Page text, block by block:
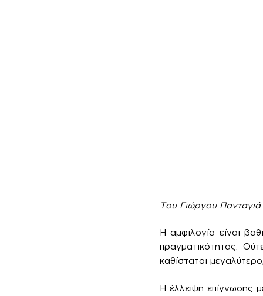
Του Γιώργου Πανταγιά
Η αμφιλογία είναι
πραγματικότητας.
καθίσταται
Η έλλειψη επίγνωσης